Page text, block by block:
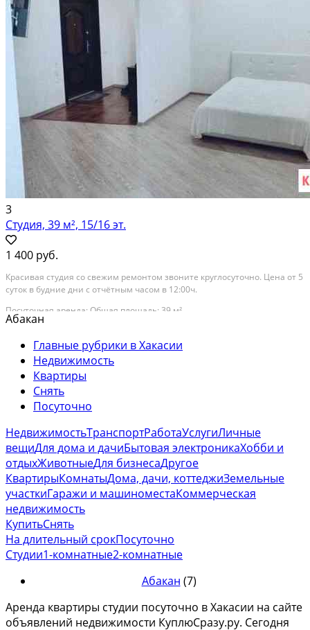
3
Студия, 39 м², 15/16 эт.
1 400 руб.
Красивая студия со свежим ремонтом звоните круглосуточно. Цена от 5
суток в будние дни с отчётным часом в 12:00ч.
Посуточная аренда; Общая площадь: 39 м²
Абакан
Главные рубрики в Хакасии
Недвижимость
Квартиры
Снять
Посуточно
НедвижимостьТранспортРаботаУслугиЛичные
вещиДля дома и дачиБытовая электроникаХобби и
отдыхЖивотныеДля бизнесаДругое
КвартирыКомнатыДома, дачи, коттеджиЗемельные
участкиГаражи и машиноместаКоммерческая
недвижимость
КупитьСнять
На длительный срокПосуточно
Студии1-комнатные2-комнатные
Абакан (7)
Аренда квартиры студии посуточно в Хакасии на сайте
объявлений недвижимости КуплюСразу.ру. Сегодня